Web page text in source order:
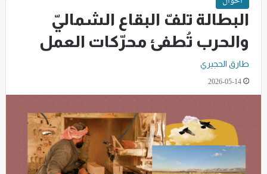
البطالة تلفّ البقاع الشماليّ
والحرب تُطفئ محرّكات العمل
طارق الحجيري
2026-05-14